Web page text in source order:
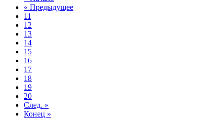
« Предыдущее
11
12
13
14
15
16
17
18
19
20
След. »
Конец »